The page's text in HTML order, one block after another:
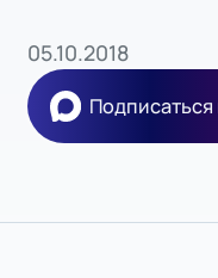
05.10.2018
Подписаться